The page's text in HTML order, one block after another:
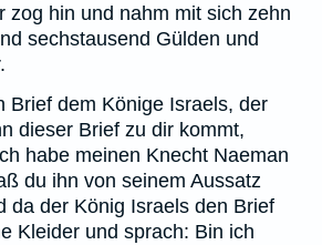
zog hin und nahm mit sich zehn
sechstausend Gülden und
Brief dem Könige Israels, der
dieser Brief zu dir kommt,
habe meinen Knecht Naeman
du ihn von seinem Aussatz
da der König Israels den Brief
Kleider und sprach: Bin ich